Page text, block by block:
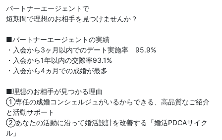
パートナーエージェントで
短期間で理想のお相手を見つけませんか？
■パートナーエージェントの実績
・入会から3ヶ月以内でのデート実施率 95.9%
・入会から1年以内の交際率93.1%
・入会から4ヵ月での成婚が最多
■理想のお相手が見つかる理由
①専任の成婚コンシェルジュがいるからできる、高品質なご紹介
と活動サポート
②あなたの活動に沿って婚活設計を改善する「婚活PDCAサイク
ル」